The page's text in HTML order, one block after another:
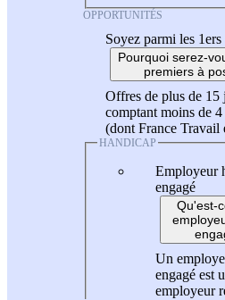
OPPORTUNITÉS
Soyez parmi les
Pourquoi serez-
premiers à
Offres de plus de 15
comptant moins de
(dont France Travail
HANDICAP
Employeur
engagé
Qu'est-
Un
engagé est
employeur